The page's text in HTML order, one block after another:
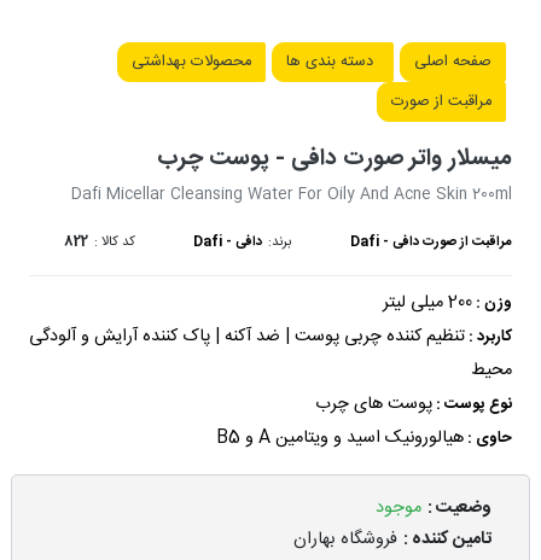
صفحه اصلی دسته بندی ها
محصولات بهداشتی
مراقبت از صورت
میسلار واتر صورت دافی - پوست چرب
Dafi Micellar Cleansing Water For Oily And Acne Skin 200ml
مراقبت از صورت دافی - Dafi برند: دافی - Dafi کد کالا : 822
وزن :200 میلی لیتر
کاربرد :تنظیم کننده چربی پوست | ضد آکنه | پاک کننده آرایش و آلودگی
محیط
نوع پوست :پوست های چرب
حاوی :هیالورونیک اسید و ویتامین A و B5
وضعیت : موجود
تامین کننده : فروشگاه بهاران